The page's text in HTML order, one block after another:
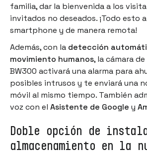
familia, dar la bienvenida a los
invitados no deseados. ¡Todo esto
smartphone y de manera remota!
Además, con la detección
movimiento humanos, la cámara
BW300 activará una alarma para
posibles intrusos y te enviará una
móvil al mismo tiempo. También
voz con el Asistente de Google y
Doble opción de
almacenamiento en la